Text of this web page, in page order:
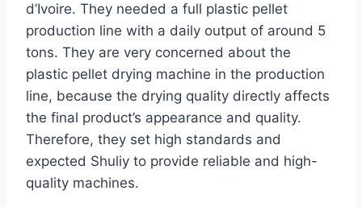
d’Ivoire. They needed a full plastic pellet
production line with a daily output of around 5
tons. They are very concerned about the
plastic pellet drying machine in the production
line, because the drying quality directly affects
the final product’s appearance and quality.
Therefore, they set high standards and
expected Shuliy to provide reliable and high-
quality machines.